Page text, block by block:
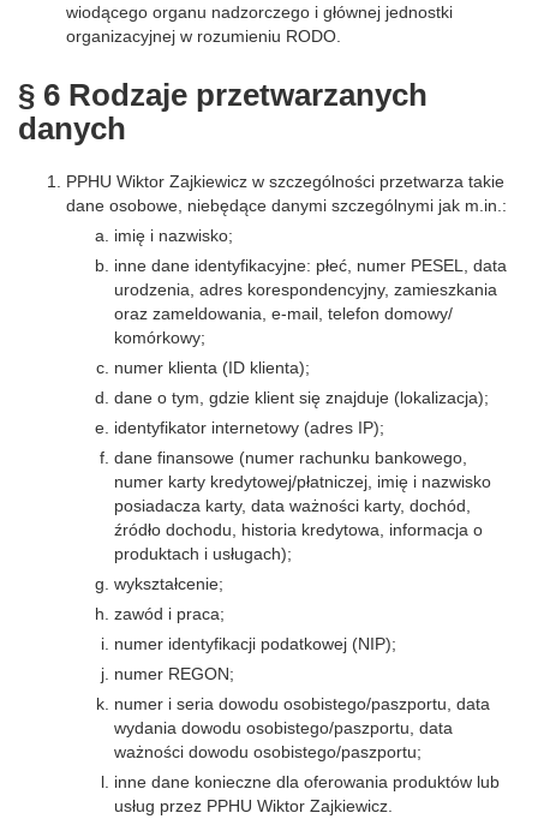
wiodącego organu nadzorczego i głównej jednostki
organizacyjnej w rozumieniu RODO.
§ 6 Rodzaje przetwarzanych
danych
PPHU Wiktor Zajkiewicz w szczególności przetwarza takie
dane osobowe, niebędące danymi szczególnymi jak m.in.:
imię i nazwisko;
inne dane identyfikacyjne: płeć, numer PESEL, data
urodzenia, adres korespondencyjny, zamieszkania
oraz zameldowania, e-mail, telefon domowy/
komórkowy;
numer klienta (ID klienta);
dane o tym, gdzie klient się znajduje (lokalizacja);
identyfikator internetowy (adres IP);
dane finansowe (numer rachunku bankowego,
numer karty kredytowej/płatniczej, imię i nazwisko
posiadacza karty, data ważności karty, dochód,
źródło dochodu, historia kredytowa, informacja o
produktach i usługach);
wykształcenie;
zawód i praca;
numer identyfikacji podatkowej (NIP);
numer REGON;
numer i seria dowodu osobistego/paszportu, data
wydania dowodu osobistego/paszportu, data
ważności dowodu osobistego/paszportu;
inne dane konieczne dla oferowania produktów lub
usług przez PPHU Wiktor Zajkiewicz.